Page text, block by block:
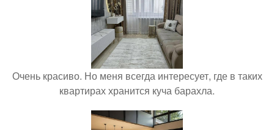
Очень красиво. Но меня всегда интересует, где в таких
квартирах хранится куча барахла.